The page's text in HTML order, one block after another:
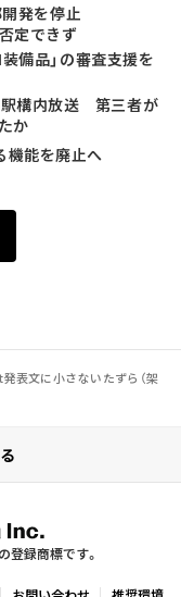
開発を停止
定できず
備品」の審査支援を
駅構内放送 第三者が
か
機能を廃止へ
表文に小さないたずら（架
録商標です。